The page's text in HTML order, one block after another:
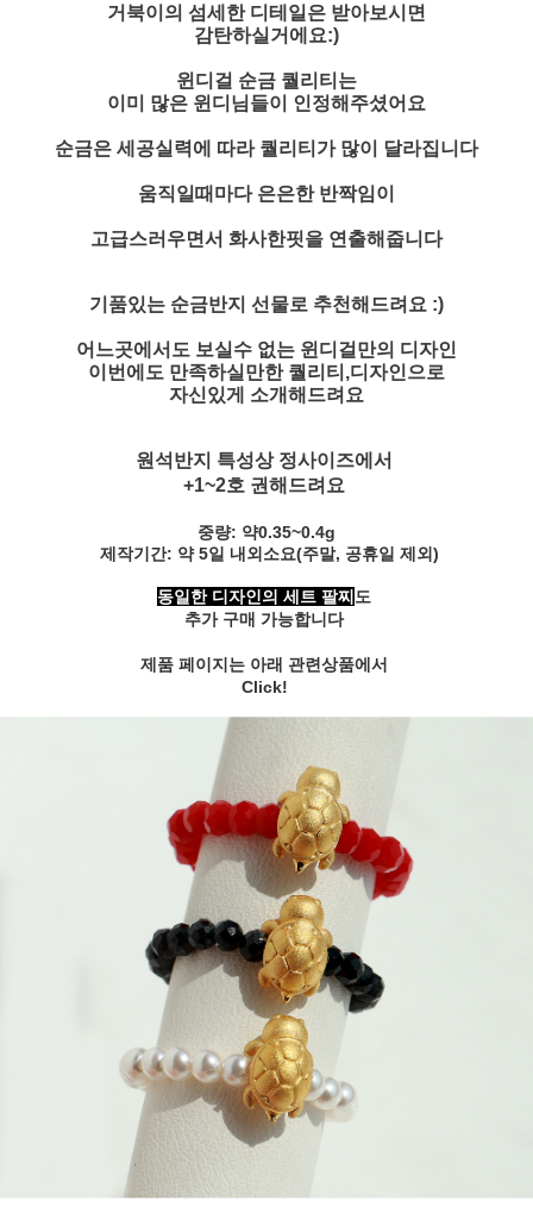
거북이의 섬세한 디테일은 받아보시면
감탄하실거에요:)
윈디걸 순금 퀄리티는
이미 많은 윈디님들이 인정해주셨어요
순금은 세공실력에 따라 퀄리티가 많이 달라집니다
움직일때마다 은은한 반짝임이
고급스러우면서 화사한핏을 연출해줍니다
기품있는 순금반지 선물로 추천해드려요 :)
어느곳에서도 보실수 없는 윈디걸만의 디자인
이번에도 만족하실만한 퀄리티,디자인으로
자신있게 소개해드려요
원석반지 특성상 정사이즈에서
+1~2호 권해드려요
중량: 약0.35~0.4g
제작기간: 약 5일 내외소요(주말, 공휴일 제외)
동일한 디자인의 세트 팔찌 도
추가 구매 가능합니다
제품 페이지는 아래 관련상품에서
Click!